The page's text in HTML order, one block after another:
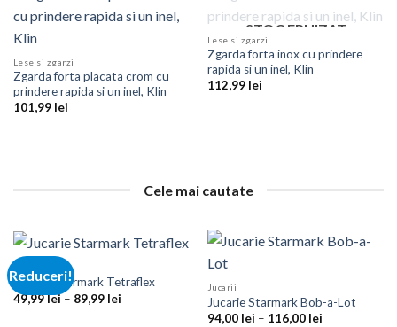
Lese si zgarzi
Zgarda forta placata crom cu
prindere rapida si un inel, Klin
101,99 lei
STOC EPUIZAT
Lese si zgarzi
Zgarda forta inox cu prindere
rapida si un inel, Klin
112,99 lei
Cele mai cautate
Reduceri!
Jucarie Starmark Tetraflex
49,99lei– 89,99 leiInterval
Jucarii
Jucarie Starmark Bob-a-Lot
94,00 lei – 116,00 leiInterval